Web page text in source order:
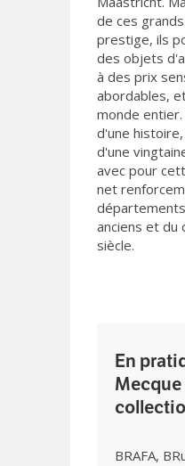
de ces
prestige, ils
des objets
à des prix
abordables,
monde
d'une
d'une
avec pour
net
anciens et du
siècle.
En
Mecque
BRAFA,